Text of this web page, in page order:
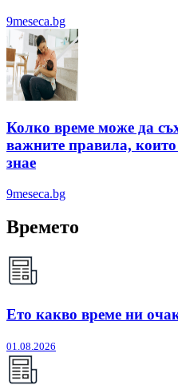
9meseca.bg
Колко време може да
важните правила,
знае
9meseca.bg
Времето
Ето какво време ни
01.08.2026